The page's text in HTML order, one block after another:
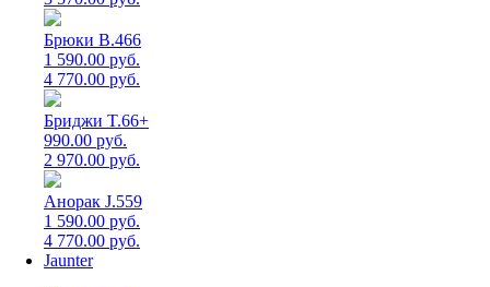
Брюки B.466
1 590.00 руб.
4 770.00 руб.
Бриджи T.66+
990.00 руб.
2 970.00 руб.
Анорак J.559
1 590.00 руб.
4 770.00 руб.
Jaunter